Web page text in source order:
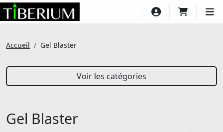
Comptepanier
Accueil Gel Blaster
Voir les catégories
Gel Blaster